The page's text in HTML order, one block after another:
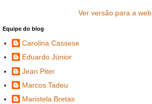
Ver versão para a web
Equipe do blog
Carolina Cassese
Eduardo Júnior
Jean Piter
Marcos Tadeu
Maristela Bretas